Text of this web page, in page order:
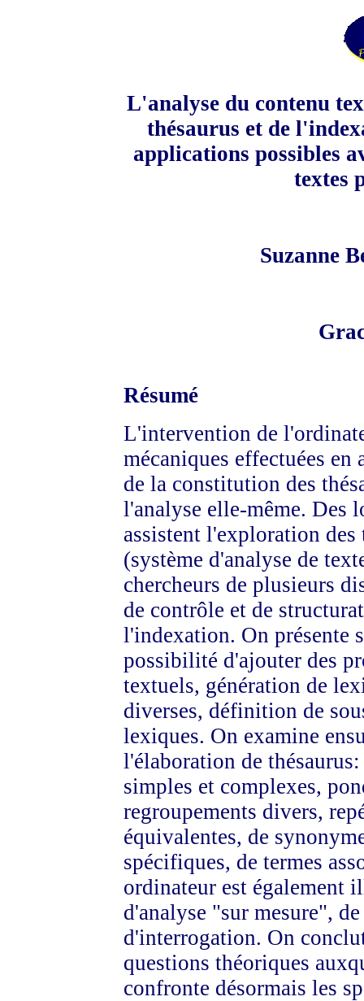
L'analyse du contenu
thésaurus et de
applications possibles
textes
Suzanne
Résumé
L'intervention de
mécaniques effectuées en
de la constitution des
l'analyse elle-même. Des
assistent l'exploration
(système d'analyse de
chercheurs de plusieurs
de contrôle et de
l'indexation. On présente
possibilité d'ajouter des
textuels, génération de
diverses, définition de
lexiques. On examine
l'élaboration de
simples et complexes,
regroupements divers,
équivalentes, de
spécifiques, de termes
ordinateur est également
d'analyse "sur mesure",
d'interrogation. On
questions théoriques
confronte désormais les